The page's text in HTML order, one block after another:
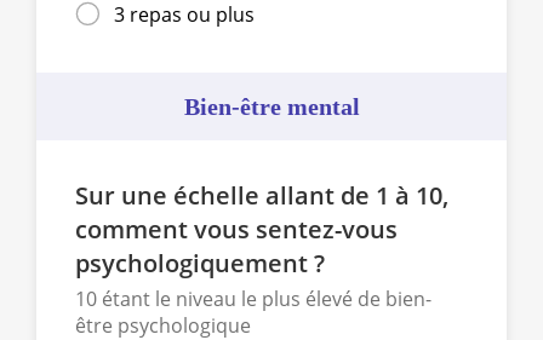
3 repas ou plus
Bien-être mental
Sur une échelle allant de 1 à 10,
comment vous sentez-vous
psychologiquement ?
10 étant le niveau le plus élevé de bien-
être psychologique